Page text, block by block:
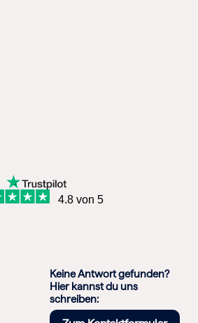
4.8 von 5
Keine Antwort gefunden?
Hier kannst du uns
schreiben: